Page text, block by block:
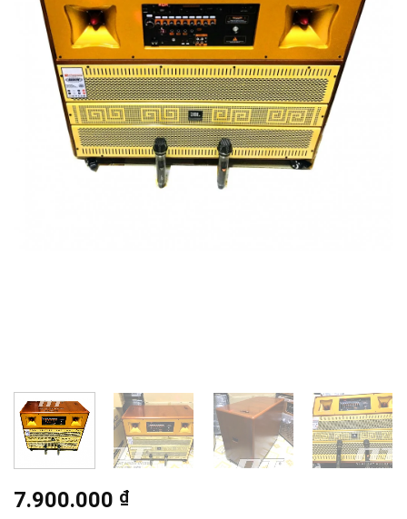
7.900.000 ₫